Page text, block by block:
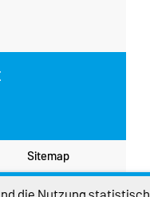
Sitemap